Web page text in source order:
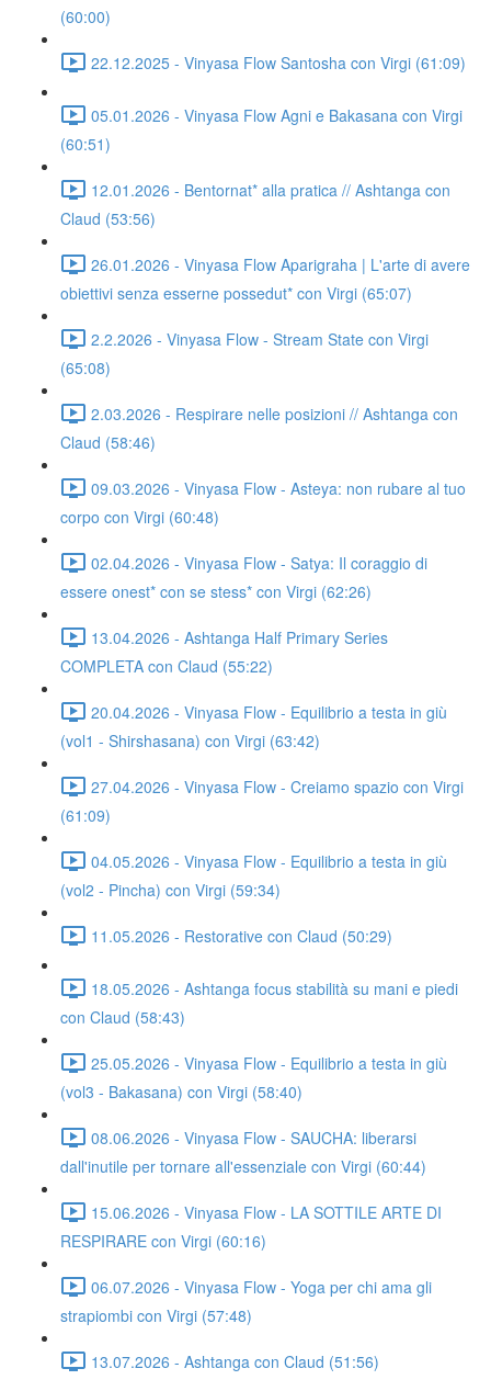
(60:00)
22.12.2025 - Vinyasa Flow Santosha con Virgi (61:09)
05.01.2026 - Vinyasa Flow Agni e Bakasana con Virgi
(60:51)
12.01.2026 - Bentornat* alla pratica // Ashtanga con
Claud (53:56)
26.01.2026 - Vinyasa Flow Aparigraha | L'arte di avere
obiettivi senza esserne possedut* con Virgi (65:07)
2.2.2026 - Vinyasa Flow - Stream State con Virgi
(65:08)
2.03.2026 - Respirare nelle posizioni // Ashtanga con
Claud (58:46)
09.03.2026 - Vinyasa Flow - Asteya: non rubare al tuo
corpo con Virgi (60:48)
02.04.2026 - Vinyasa Flow - Satya: Il coraggio di
essere onest* con se stess* con Virgi (62:26)
13.04.2026 - Ashtanga Half Primary Series
COMPLETA con Claud (55:22)
20.04.2026 - Vinyasa Flow - Equilibrio a testa in giù
(vol1 - Shirshasana) con Virgi (63:42)
27.04.2026 - Vinyasa Flow - Creiamo spazio con Virgi
(61:09)
04.05.2026 - Vinyasa Flow - Equilibrio a testa in giù
(vol2 - Pincha) con Virgi (59:34)
11.05.2026 - Restorative con Claud (50:29)
18.05.2026 - Ashtanga focus stabilità su mani e piedi
con Claud (58:43)
25.05.2026 - Vinyasa Flow - Equilibrio a testa in giù
(vol3 - Bakasana) con Virgi (58:40)
08.06.2026 - Vinyasa Flow - SAUCHA: liberarsi
dall'inutile per tornare all'essenziale con Virgi (60:44)
15.06.2026 - Vinyasa Flow - LA SOTTILE ARTE DI
RESPIRARE con Virgi (60:16)
06.07.2026 - Vinyasa Flow - Yoga per chi ama gli
strapiombi con Virgi (57:48)
13.07.2026 - Ashtanga con Claud (51:56)